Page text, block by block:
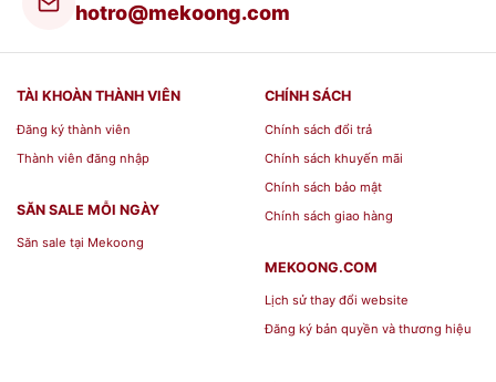
hotro@mekoong.com
TÀI KHOÀN THÀNH VIÊN
Đăng ký thành viên
Thành viên đăng nhập
SĂN SALE MỖI NGÀY
Săn sale tại Mekoong
CHÍNH SÁCH
Chính sách đổi trả
Chính sách khuyến mãi
Chính sách bảo mật
Chính sách giao hàng
MEKOONG.COM
Lịch sử thay đổi website
Đăng ký bản quyền và thương hiệu